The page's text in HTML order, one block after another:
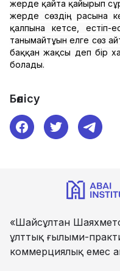
жерде қайта қайырып
жерде сөздің расына
қалпына кетсе, естіп-
танымайтұғын елге сөз
баққан жақсы деп бір
болады.
Бөлісу
«Шайсұлтан
ұлттық ғылыми-
коммерциялық емес